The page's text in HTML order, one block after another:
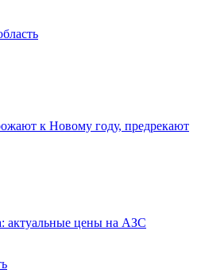
к Новому году, предрекают
актуальные цены на АЗС